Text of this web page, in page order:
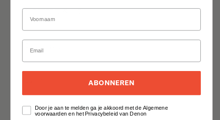
Comfort & Fit
Controls
Alles uitklappen
ABONNEREN
Door je aan te melden ga je akkoord met de Algemene
voorwaarden en het Privacybeleid van Denon